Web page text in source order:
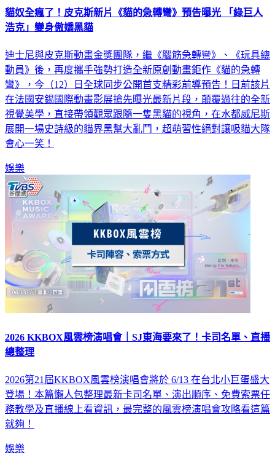
貓奴全瘋了！皮克斯新片《貓的急轉彎》預告曝光 「綠巨人
浩克」變身傲嬌黑貓
迪士尼與皮克斯動畫金獎團隊，繼《腦筋急轉彎》、《玩具總
動員》後，再度攜手強勢打造全新原創動畫鉅作《貓的急轉
彎》，今（12）日全球同步公開首支精彩前導預告！日前該片
在法國安錫國際動畫影展搶先曝光最新片段，顛覆過往的全新
視覺美學，直接帶領觀眾跟隨一隻黑貓的視角，在水都威尼斯
展開一場史詩級的貓界黑幫大亂鬥，超萌習性絕對讓吸貓大隊
會心一笑！
娛樂
2026 KKBOX風雲榜演唱會｜SJ東海要來了！卡司名單、直播
總整理
2026第21屆KKBOX風雲榜演唱會將於 6/13 在台北小巨蛋盛大
登場！本篇懶人包整理最新卡司名單、演出順序、免費索票任
務教學及直播線上看資訊，最完整的風雲榜演唱會攻略看這篇
就夠！
娛樂